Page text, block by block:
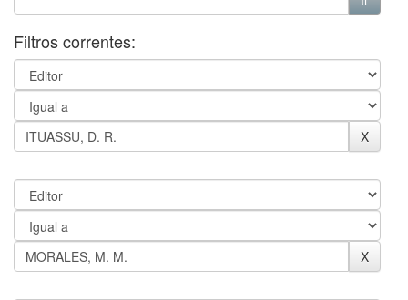
Filtros correntes: